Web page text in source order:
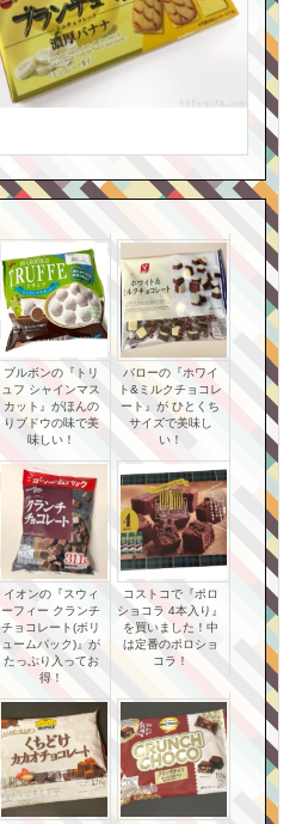
ブルボンの『トリ
ュフ シャインマス
カット』がほんの
りブドウの味で美
味しい！
バローの『ホワイ
ト&ミルクチョコレ
ート』が ひとくち
サイズで美味し
い！
イオンの『スウィ
ーフィー クランチ
チョコレート(ボリ
ュームパック)』が
たっぷり入ってお
得！
コストコで『ポロ
ショコラ 4本入り』
を買いました！中
は定番のポロショ
コラ！